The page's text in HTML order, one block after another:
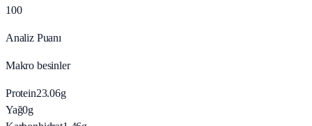
100
Analiz Puanı
Makro besinler
Protein23.06g
Yağ0g